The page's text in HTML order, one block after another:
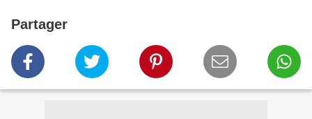
Partager